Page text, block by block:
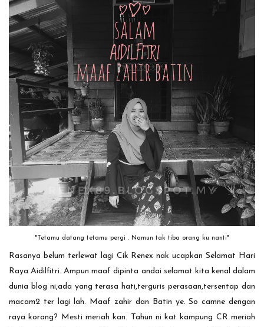
"Tetamu datang tetamu pergi . Namun tak tiba orang ku nanti"
Rasanya belum terlewat lagi Cik Renex nak ucapkan Selamat Hari
Raya Aidilfitri. Ampun maaf dipinta andai selamat kita kenal dalam
dunia blog ni,ada yang terasa hati,terguris perasaan,tersentap dan
macam2 ter lagi lah. Maaf zahir dan Batin ye. So camne dengan
raya korang? Mesti meriah kan. Tahun ni kat kampung CR meriah